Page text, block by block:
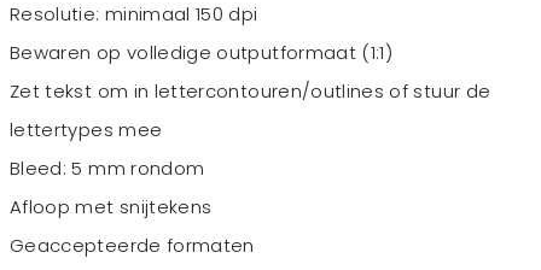
Resolutie: minimaal 150 dpi
Bewaren op volledige outputformaat (1:1)
Zet tekst om in lettercontouren/outlines of stuur de
lettertypes mee
Bleed: 5 mm rondom
Afloop met snijtekens
Geaccepteerde formaten